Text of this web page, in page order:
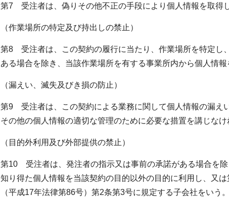
第7 受注者は、偽りその他不正の手段により個人情報を取得
（作業場所の特定及び持出しの禁止）
第8 受注者は、この契約の履行に当たり、作業場所を特定し
ある場合を除き、当該作業場所を有する事業所内から個人情報
（漏えい、滅失及びき損の防止）
第9 受注者は、この契約による業務に関して個人情報の漏え
その他の個人情報の適切な管理のために必要な措置を講じなけ
（目的外利用及び外部提供の禁止）
第10 受注者は、発注者の指示又は事前の承諾がある場合を
知り得た個人情報を当該契約の目的以外の目的に利用し、又
（平成17年法律第86号）第2条第3号に規定する子会社をいう